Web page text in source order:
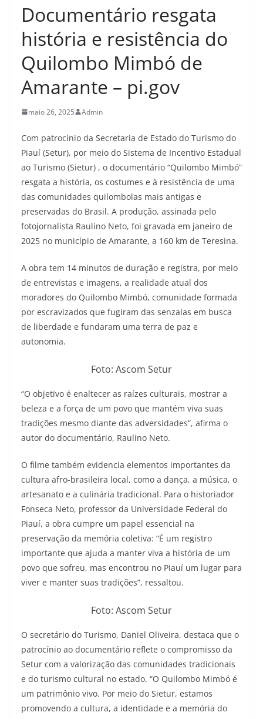
Documentário resgata
história e resistência do
Quilombo Mimbó de
Amarante – pi.gov
maio 26, 2025 Admin
Com patrocínio da Secretaria de Estado do Turismo do
Piauí (Setur), por meio do Sistema de Incentivo Estadual
ao Turismo (Sietur) , o documentário “Quilombo Mimbó”
resgata a história, os costumes e à resistência de uma
das comunidades quilombolas mais antigas e
preservadas do Brasil. A produção, assinada pelo
fotojornalista Raulino Neto, foi gravada em janeiro de
2025 no município de Amarante, a 160 km de Teresina.
A obra tem 14 minutos de duração e registra, por meio
de entrevistas e imagens, a realidade atual dos
moradores do Quilombo Mimbó, comunidade formada
por escravizados que fugiram das senzalas em busca
de liberdade e fundaram uma terra de paz e
autonomia.
Foto: Ascom Setur
“O objetivo é enaltecer as raízes culturais, mostrar a
beleza e a força de um povo que mantém viva suas
tradições mesmo diante das adversidades”, afirma o
autor do documentário, Raulino Neto.
O filme também evidencia elementos importantes da
cultura afro-brasileira local, como a dança, a música, o
artesanato e a culinária tradicional. Para o historiador
Fonseca Neto, professor da Universidade Federal do
Piauí, a obra cumpre um papel essencial na
preservação da memória coletiva: “É um registro
importante que ajuda a manter viva a história de um
povo que sofreu, mas encontrou no Piauí um lugar para
viver e manter suas tradições”, ressaltou.
Foto: Ascom Setur
O secretário do Turismo, Daniel Oliveira, destaca que o
patrocínio ao documentário reflete o compromisso da
Setur com a valorização das comunidades tradicionais
e do turismo cultural no estado. “O Quilombo Mimbó é
um patrimônio vivo. Por meio do Sietur, estamos
promovendo a cultura, a identidade e a memória do